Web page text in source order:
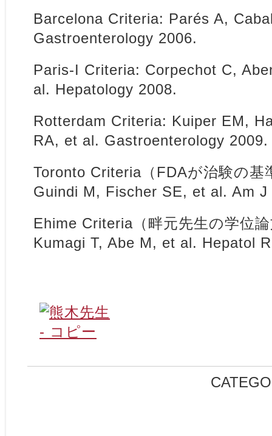
Barcelona Criteria: Parés A,
Gastroenterology 2006.
Paris-I Criteria: Corpechot C,
al. Hepatology 2008.
Rotterdam Criteria: Kuiper EM,
RA, et al. Gastroenterology 2009.
Toronto Criteria（FDAが治験の基
Guindi M, Fischer SE, et al. Am
Ehime Criteria（畔元先生の学位
Kumagi T, Abe M, et al. Hepatol